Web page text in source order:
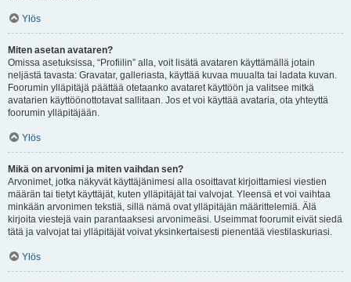
Ylös
Miten asetan avataren?
Omissa asetuksissa, “Profiilin” alla, voit lisätä avataren käyttämällä jotain
neljästä tavasta: Gravatar, galleriasta, käyttää kuvaa muualta tai ladata kuvan.
Foorumin ylläpitäjä päättää otetaanko avataret käyttöön ja valitsee mitkä
avatarien käyttöönottotavat sallitaan. Jos et voi käyttää avataria, ota yhteyttä
foorumin ylläpitäjään.
Ylös
Mikä on arvonimi ja miten vaihdan sen?
Arvonimet, jotka näkyvät käyttäjänimesi alla osoittavat kirjoittamiesi viestien
määrän tai tietyt käyttäjät, kuten ylläpitäjät tai valvojat. Yleensä et voi vaihtaa
minkään arvonimen tekstiä, sillä nämä ovat ylläpitäjän määrittelemiä. Älä
kirjoita viestejä vain parantaaksesi arvonimeäsi. Useimmat foorumit eivät siedä
tätä ja valvojat tai ylläpitäjät voivat yksinkertaisesti pienentää viestilaskuriasi.
Ylös